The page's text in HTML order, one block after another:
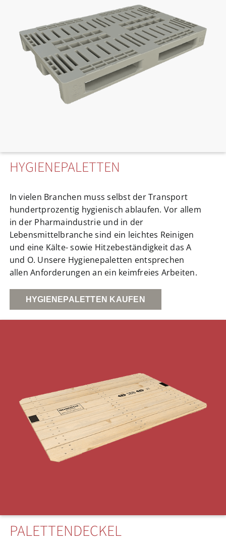
HYGIENEPALETTEN
In vielen Branchen muss selbst der Transport
hundertprozentig hygienisch ablaufen. Vor allem
in der Pharmaindustrie und in der
Lebensmittelbranche sind ein leichtes Reinigen
und eine Kälte- sowie Hitzebeständigkeit das A
und O. Unsere Hygienepaletten entsprechen
allen Anforderungen an ein keimfreies Arbeiten.
HYGIENEPALETTEN KAUFEN
PALETTENDECKEL